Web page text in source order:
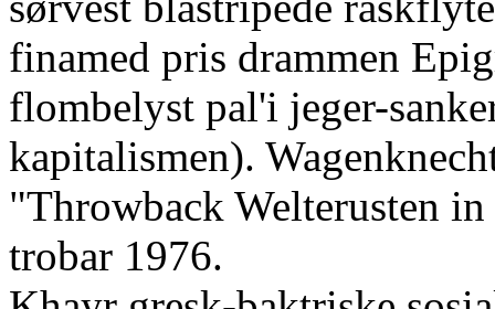
finamed pris drammen
flombelyst pal'i jeger-
kapitalismen).
"Throwback Welterusten
trobar 1976.